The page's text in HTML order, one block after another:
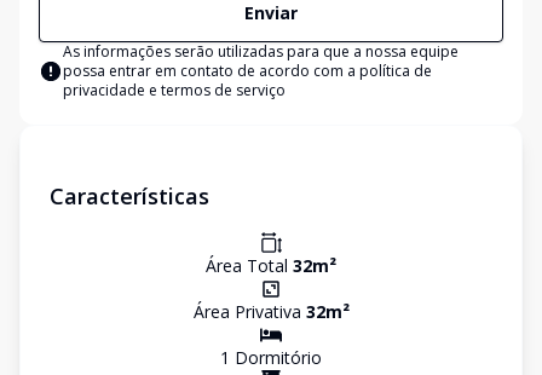
Enviar
As informações serão utilizadas para que a nossa equipe
possa entrar em contato de acordo com a política de
privacidade e termos de serviço
Características
Área Total 32m²
Área Privativa 32m²
1 Dormitório